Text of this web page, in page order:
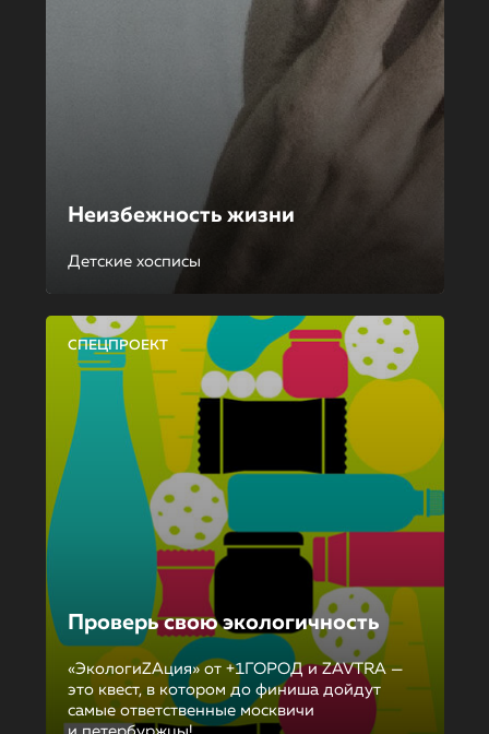
Неизбежность жизни
Детские хосписы
СПЕЦПРОЕКТ
Проверь свою экологичность
«ЭкологиZAция» от +1ГОРОД и ZAVTRA —
это квест, в котором до финиша дойдут
самые ответственные москвичи